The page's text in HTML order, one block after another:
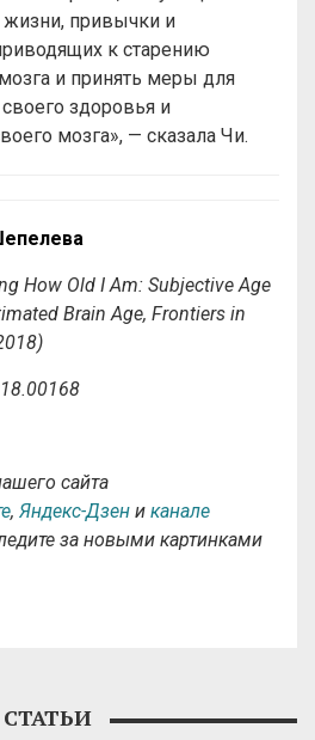
жизни, привычки и
к старению
и принять меры для
здоровья и
мозга», — сказала Чи.
How Old I Am: Subjective Age
Brain Age, Frontiers in
сайта
, Яндекс-Дзен и канале
за новыми картинками
СТАТЬИ